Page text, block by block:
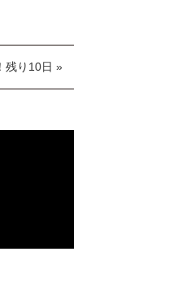
残り10日 »